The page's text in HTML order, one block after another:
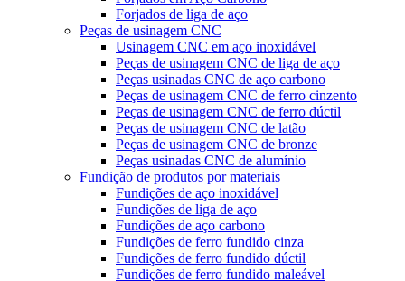
Forjados de liga de aço
Peças de usinagem CNC
Usinagem CNC em aço inoxidável
Peças de usinagem CNC de liga de aço
Peças usinadas CNC de aço carbono
Peças de usinagem CNC de ferro cinzento
Peças de usinagem CNC de ferro dúctil
Peças de usinagem CNC de latão
Peças de usinagem CNC de bronze
Peças usinadas CNC de alumínio
Fundição de produtos por materiais
Fundições de aço inoxidável
Fundições de liga de aço
Fundições de aço carbono
Fundições de ferro fundido cinza
Fundições de ferro fundido dúctil
Fundições de ferro fundido maleável